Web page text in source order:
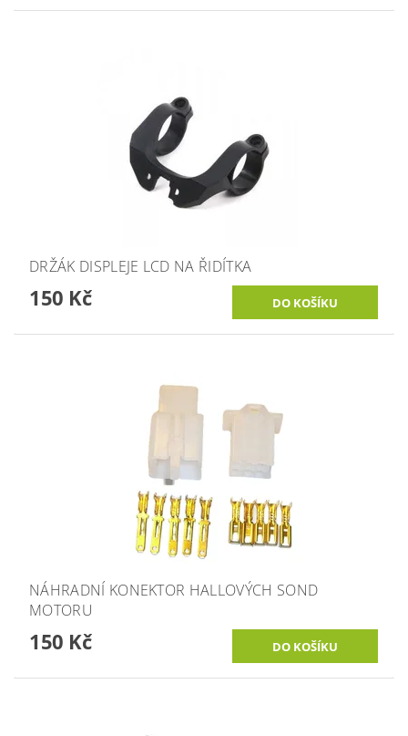
DRŽÁK DISPLEJE LCD NA ŘIDÍTKA
150 Kč
NÁHRADNÍ KONEKTOR HALLOVÝCH SOND
MOTORU
150 Kč